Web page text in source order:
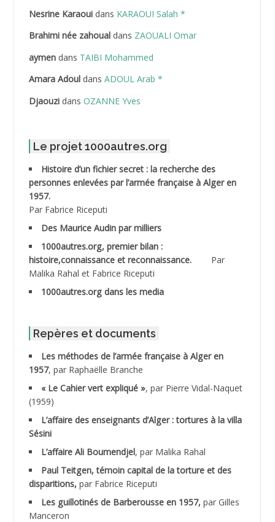
ABDELLI Mohamed
ABDELLI Mohamed *
ABDELMOUMENE Ahmed
ABDESMED Mohamed ben Kaddour
ABDESSELAMI Kouider
ABDESSLEM Ahmed dit le Coiffeur
ABDOUDOU
ABID Mohamed
ABNOUN Salah
ACHACHE M.*
ACHLAF Ali
ADALMI
ADANE Ramdane *
Nesrine Karaouidans KARAOUI Salah *
Brahimi née zahoualdans ZAOUALI Omar
aymendans TAIBI Mohammed
Amara Adouldans ADOUL Arab *
Djaouzidans OZANNE Yves
Le projet 1000autres.org
Histoire d’un fichier secret : la recherche des
personnes enlevées par l’armée française à Alger en
1957.
Par Fabrice Riceputi
Des Maurice Audin par milliers
1000autres.org, premier bilan :
histoire,connaissance et reconnaissance.
Par
Malika Rahal et Fabrice Riceputi
1000autres.org dans les media
Repères et documents
Les méthodes de l’armée française à Alger en
1957, par Raphaëlle Branche
« Le Cahier vert expliqué », par Pierre Vidal-Naquet
(1959)
L’affaire des enseignants d’Alger : tortures à la villa
Sésini
L’affaire Ali Boumendjel, par Malika Rahal
Paul Teitgen, témoin capital de la torture et des
disparitions, par Fabrice Riceputi
Les guillotinés de Barberousse en 1957, par Gilles
Manceron